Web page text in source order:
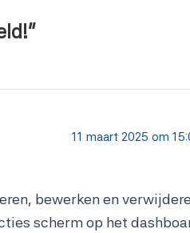
11 maart 2025 om
bewerken en
scherm op het